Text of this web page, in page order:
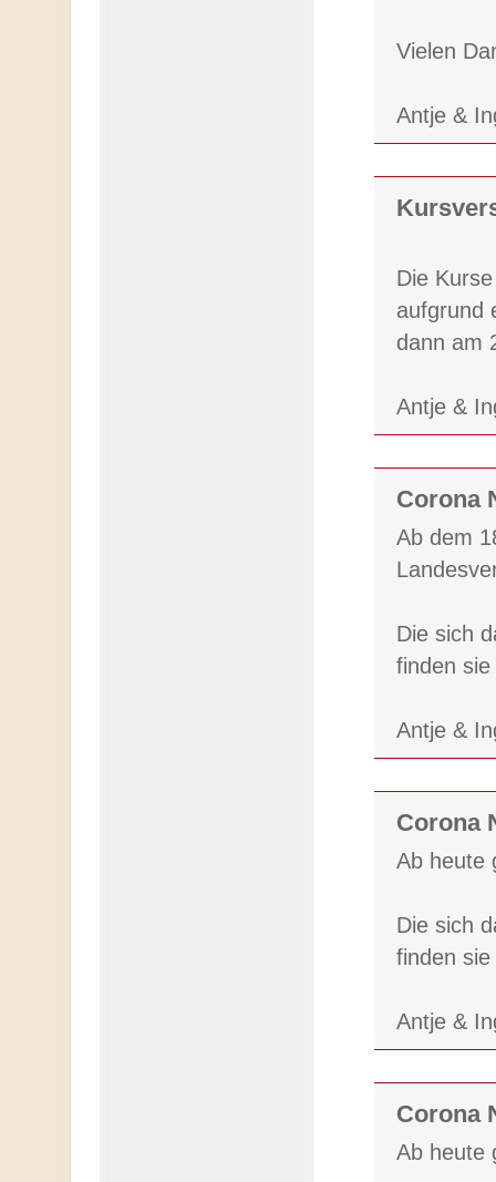
Vielen
Antje &
Die
aufgrund
dann am
Antje &
Corona
Ab dem
Die sich
finden sie
Antje &
Corona
Ab heute
Die sich
finden sie
Antje &
Corona
Ab heute